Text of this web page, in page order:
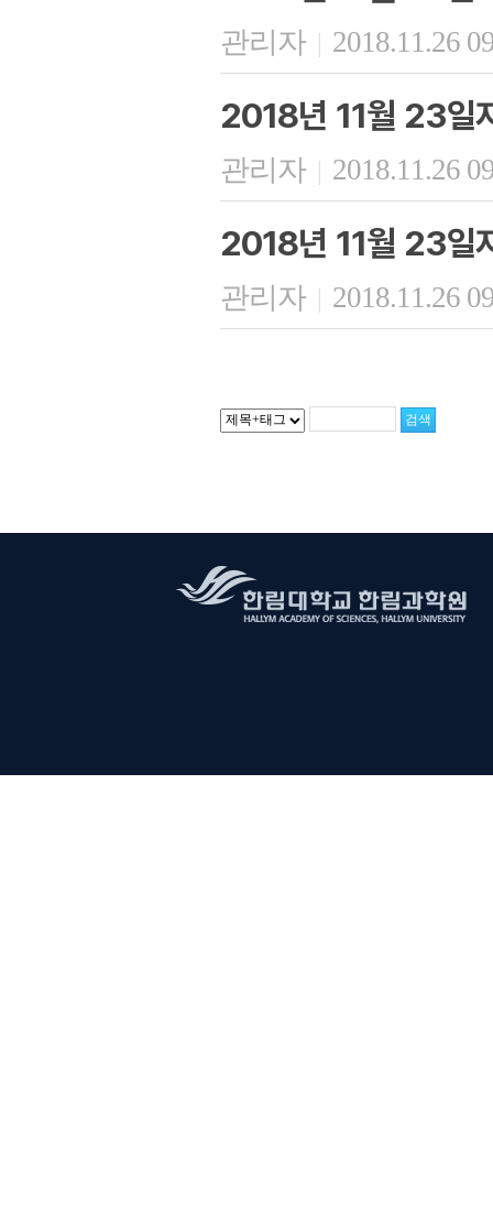
관리자 | 2018.11.26
2018년 11월 23일
관리자 | 2018.11.26
2018년 11월 23일
관리자 | 2018.11.26